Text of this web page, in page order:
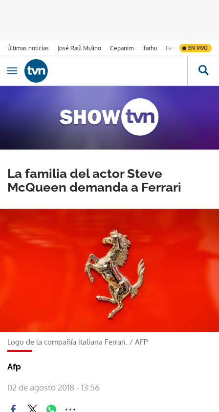
Últimas noticias José Raúl Mulino Cepanim Ifarhu Fenómeno de El
EN VIVO
Ir al contenido
Obrir navegació
La familia del actor Steve
McQueen demanda a Ferrari
Logo de la compañía italiana Ferrari. / AFP
Afp
02 de agosto 2018 - 13:56